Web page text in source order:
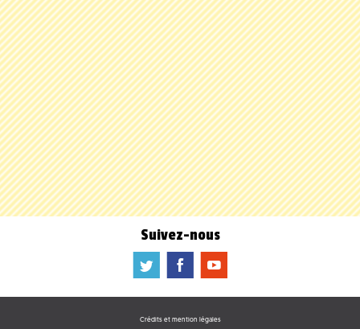
Suivez-nous
a b f
Crédits et mention légales